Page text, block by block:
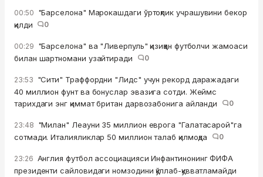
00:50 "Барселона" Марокашдаги ўртоқлик учрашувини бекор
қилди
0
00:29 "Барселона" ва "Ливерпуль" қизиққан футболчи жамоаси
билан шартномани узайтиради
0
23:53 "Сити" Траффордни "Лидс" учун рекорд даражадаги
40 миллион фунт ва бонуслар эвазига сотди. Жеймс
тарихдаги энг қиммат британ дарвозабонига айланди
0
23:48 "Милан" Леауни 35 миллион еврога "Галатасарой"га
сотмади. Италияликлар 50 миллион талаб қилмоқда
0
23:26 Англия футбол ассоциацияси Инфантинонинг ФИФА
президенти сайловидаги номзодини қўллаб-қувватламайди